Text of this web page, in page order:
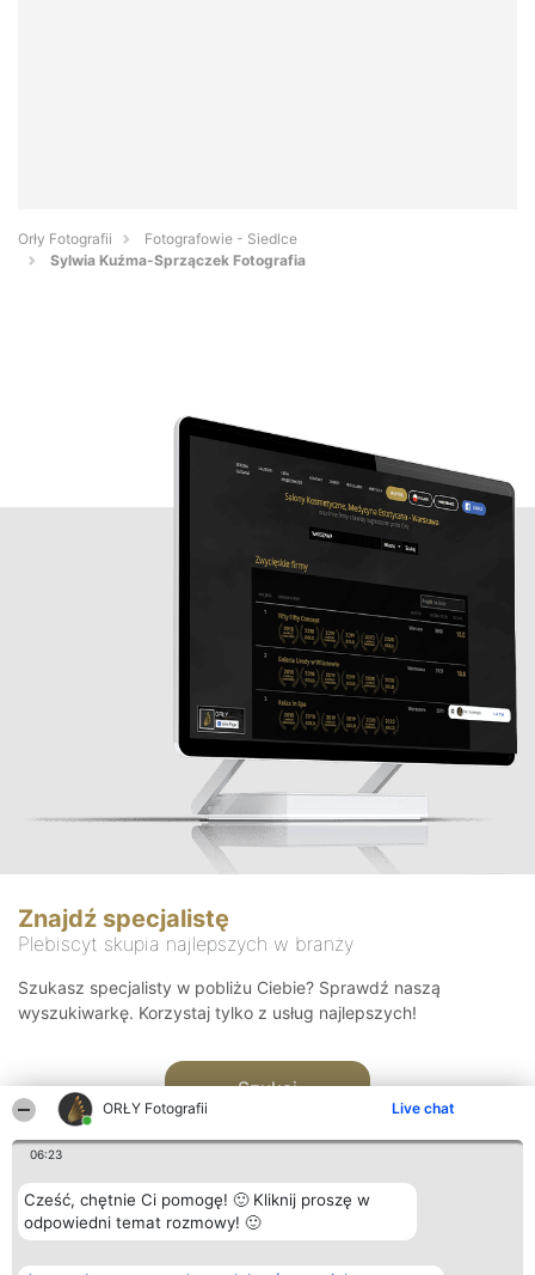
ORŁY Fotografii Live chat
06:23
Cześć, chętnie Ci pomogę! 🙂 Kliknij proszę w
odpowiedni temat rozmowy! 🙂
Orły Fotografii
Fotografowie - Siedlce
Sylwia Kuźma-Sprzączek Fotografia
Znajdź specjalistę
Plebiscyt skupia najlepszych w branży
Szukasz specjalisty w pobliżu Ciebie? Sprawdź naszą
wyszukiwarkę. Korzystaj tylko z usług najlepszych!
Szukaj
Organizator plebiscytu Plebiscyt Kontakt